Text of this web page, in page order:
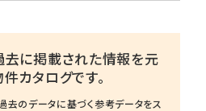
去に掲載された情報を元
カタログです。
去のデータに基づく参考データをス